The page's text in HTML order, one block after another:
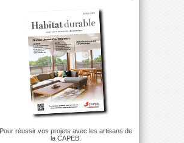
Pour réussir vos projets avec les artisans de
la CAPEB.